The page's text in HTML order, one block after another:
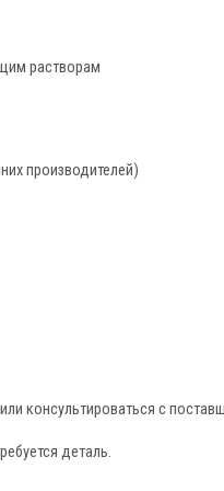
растворам
производителей)
консультироваться с
деталь.